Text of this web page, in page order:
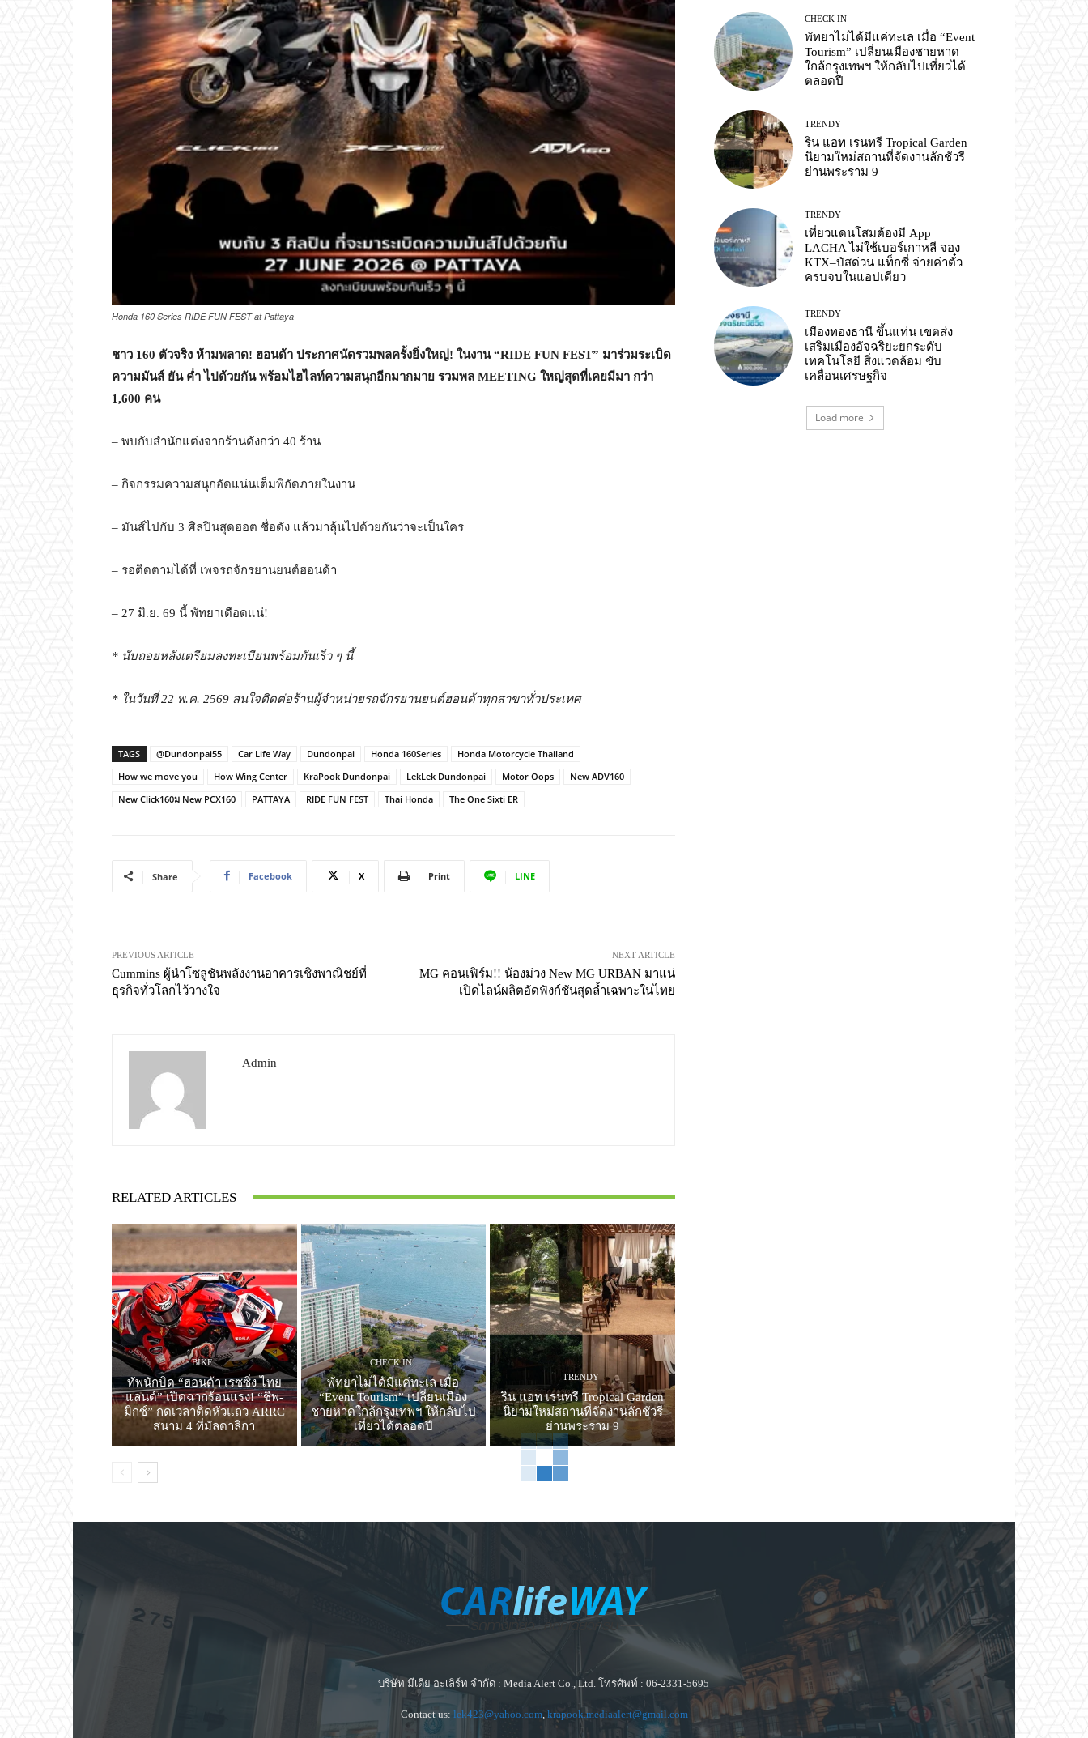
Honda 160 Series RIDE FUN FEST at Pattaya
ชาว 160 ตัวจริง ห้ามพลาด! ฮอนด้า ประกาศนัดรวมพลครั้งยิ่งใหญ่! ในงาน “RIDE FUN FEST” มาร่วมระเบิด
ความมันส์ ยัน ค่ำ ไปด้วยกัน พร้อมไฮไลท์ความสนุกอีกมากมาย รวมพล MEETING ใหญ่สุดที่เคยมีมา กว่า
1,600 คน
– พบกับสำนักแต่งจากร้านดังกว่า 40 ร้าน
– กิจกรรมความสนุกอัดแน่นเต็มพิกัดภายในงาน
– มันส์ไปกับ 3 ศิลปินสุดฮอต ชื่อดัง แล้วมาลุ้นไปด้วยกันว่าจะเป็นใคร
– รอติดตามได้ที่ เพจรถจักรยานยนต์ฮอนด้า
– 27 มิ.ย. 69 นี้ พัทยาเดือดแน่!
* นับถอยหลังเตรียมลงทะเบียนพร้อมกันเร็ว ๆ นี้
* ในวันที่22 พ.ค. 2569 สนใจติดต่อร้านผู้จำหน่ายรถจักรยานยนต์ฮอนด้าทุกสาขาทั่วประเทศ
TAGS @Dundonpai55 Car Life Way Dundonpai Honda 160Series
Honda Motorcycle Thailand
How we move you
How Wing Center KraPook Dundonpai LekLek Dundonpai Motor Oops
New ADV160
New Click160ม New PCX160
PATTAYA RIDE FUN FEST Thai Honda The One Sixti ER
Share Facebook X Print LINE
PREVIOUS ARTICLE
Cummins ผู้นำโซลูชันพลังงานอาคารเชิงพาณิชย์ที่
ธุรกิจทั่วโลกไว้วางใจ
NEXT ARTICLE
MG คอนเฟิร์ม!! น้องม่วง New MG URBAN มาแน่
เปิดไลน์ผลิตอัดฟังก์ชันสุดล้ำเฉพาะในไทย
Admin
RELATED ARTICLES
BIKE
ทัพนักบิด “ฮอนด้า เรซซิ่ง ไทย
แลนด์” เปิดฉากร้อนแรง! “ชิพ-
มิกซ์” กดเวลาติดหัวแถว ARRC
สนาม 4 ที่มัลดาลิกา
CHECK IN
พัทยาไม่ได้มีแค่ทะเล เมื่อ
“Event Tourism” เปลี่ยนเมือง
ชายหาดใกล้กรุงเทพฯ ให้กลับไป
เที่ยวได้ตลอดปี
TRENDY
ริน แอท เรนทรี Tropical Garden
นิยามใหม่สถานที่จัดงานลักชัวรี
ย่านพระราม 9
CHECK IN
พัทยาไม่ได้มีแค่ทะเล เมื่อ “Event
Tourism” เปลี่ยนเมืองชายหาด
ใกล้กรุงเทพฯ ให้กลับไปเที่ยวได้
ตลอดปี
TRENDY
ริน แอท เรนทรี Tropical Garden
นิยามใหม่สถานที่จัดงานลักชัวรี
ย่านพระราม 9
TRENDY
เที่ยวแดนโสมต้องมี App
LACHA ไม่ใช้เบอร์เกาหลี จอง
KTX–บัสด่วน แท็กซี่ จ่ายค่าตั๋ว
ครบจบในแอปเดียว
TRENDY
เมืองทองธานี ขึ้นแท่น เขตส่ง
เสริมเมืองอัจฉริยะยกระดับ
เทคโนโลยี สิ่งแวดล้อม ขับ
เคลื่อนเศรษฐกิจ
Load more
บริษัท มีเดีย อะเลิร์ท จำกัด : Media Alert Co., Ltd. โทรศัพท์ : 06-2331-5695
Contact us: lek423@yahoo.com, krapook.mediaalert@gmail.com